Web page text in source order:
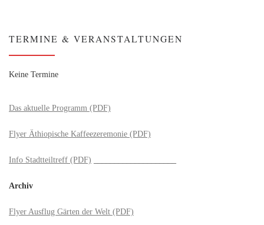
TERMINE & VERANSTALTUNGEN
Keine Termine
Das aktuelle Programm (PDF)
Flyer Äthiopische Kaffeezeremonie (PDF)
Info Stadtteiltreff (PDF)
Archiv
Flyer Ausflug Gärten der Welt (PDF)